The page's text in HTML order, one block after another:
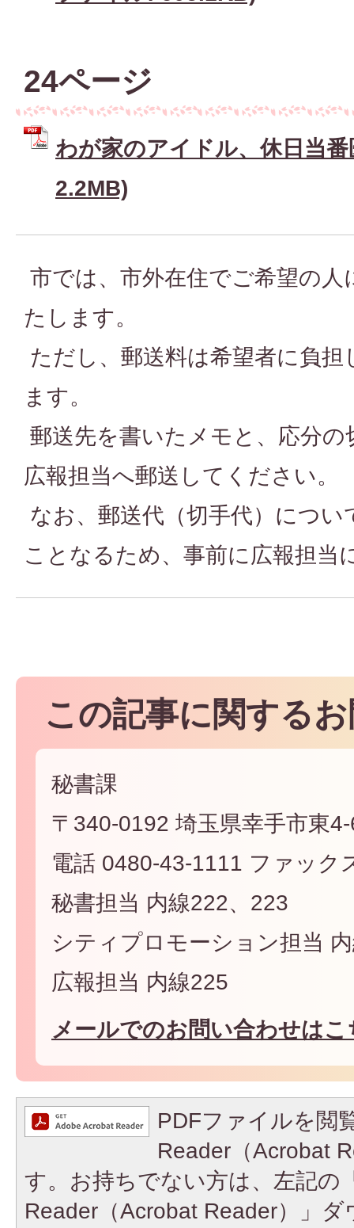
24ページ
わが家のアイドル、休日当
2.2MB)
市では、市外在住でご希望の人
たします。
ただし、郵送料は希望者に負
ます。
郵送先を書いたメモと、応分の
広報担当へ郵送してください。
なお、郵送代（切手代）につ
ことなるため、事前に広報担当
この記事に関する
秘書課
〒340-0192 埼玉県幸手市東
電話 0480-43-1111 ファック
秘書担当 内線222、223
シティプロモーション担当
広報担当 内線225
メールでのお問い合わせは
PDFファイルを閲
Reader（Acrobat
す。お持ちでない方は、左記の
Reader（Acrobat Reader）」